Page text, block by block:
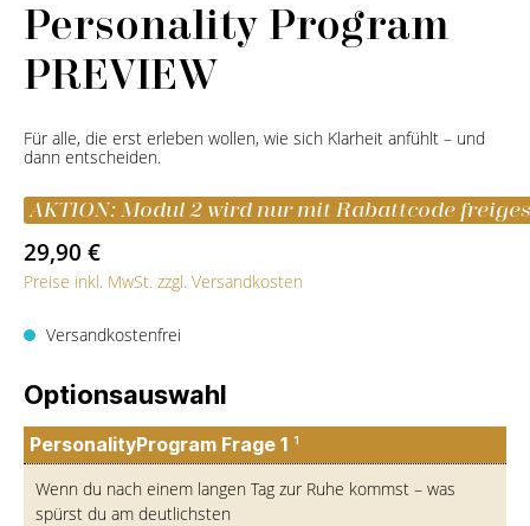
Personality Program
PREVIEW
Für alle, die erst erleben wollen, wie sich Klarheit anfühlt – und
dann entscheiden.
AKTION: Modul 2 wird nur mit Rabattcode
29,90 €
Preise inkl. MwSt. zzgl. Versandkosten
Versandkostenfrei
Optionsauswahl
PersonalityProgram Frage 1 ¹
Wenn du nach einem langen Tag zur Ruhe kommst – was
spürst du am deutlichsten